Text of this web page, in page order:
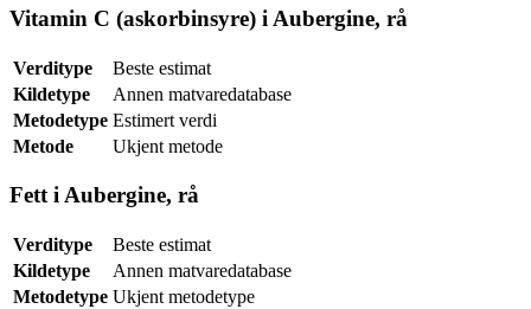
Vitamin C (askorbinsyre) i Aubergine, rå
Verditype
Beste estimat
Kildetype
Annen matvaredatabase
Metodetype Estimert verdi
Metode
Ukjent metode
Fett i Aubergine, rå
Verditype
Beste estimat
Kildetype
Annen matvaredatabase
Metodetype Ukjent metodetype